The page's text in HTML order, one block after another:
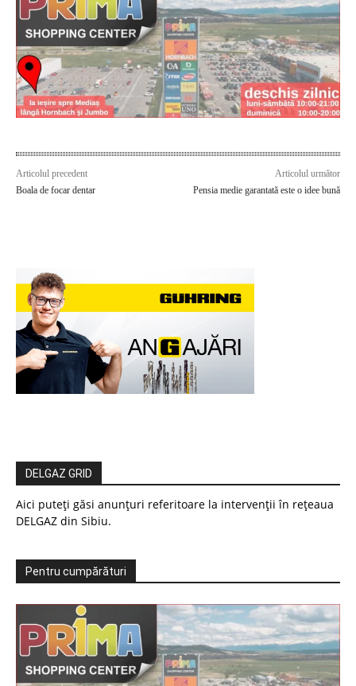
Articolul precedent
Boala de focar dentar
Articolul următor
Pensia medie garantată este o idee bună
DELGAZ GRID
Aici puteți găsi anunțuri referitoare la intervenții în rețeaua
DELGAZ din Sibiu.
Pentru cumpărături